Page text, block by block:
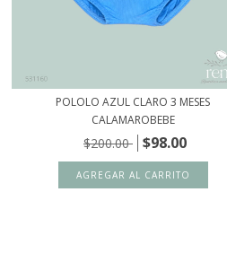
POLOLO AZUL CLARO 3 MESES
CALAMAROBEBE
$200.00 $98.00